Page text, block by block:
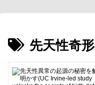
先天性奇形